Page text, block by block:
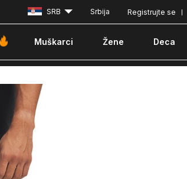
Besplatna dostava za porudžbine iznad 6000 dinara
Registrujte se
SRB Srbija
Muškarci Žene Deca